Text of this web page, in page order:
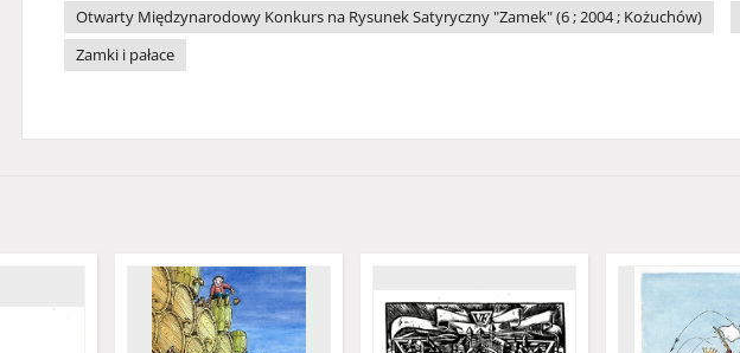
Otwarty Międzynarodowy Konkurs na Rysunek Satyryczny "Zamek" (6 ; 2004 ; Kożuchów)
Zamki i pałace